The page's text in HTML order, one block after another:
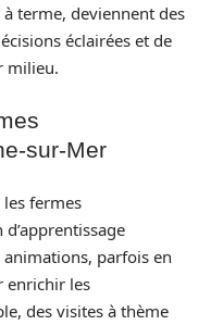
terme, deviennent des
éclairées et de
milieu.
sur-Mer
les fermes
animations, parfois en
enrichir les
des visites à thème